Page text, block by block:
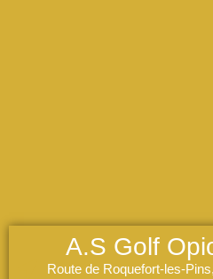
A.S Golf
Route de Roquefort-les-